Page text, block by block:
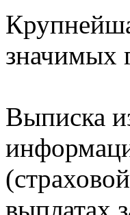
значимых
Выписка
выплатах